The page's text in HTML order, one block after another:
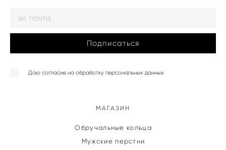
Подписаться
Даю согласие на обработку персональных данных
МАГАЗИН
Обручальные кольца
Мужские перстни